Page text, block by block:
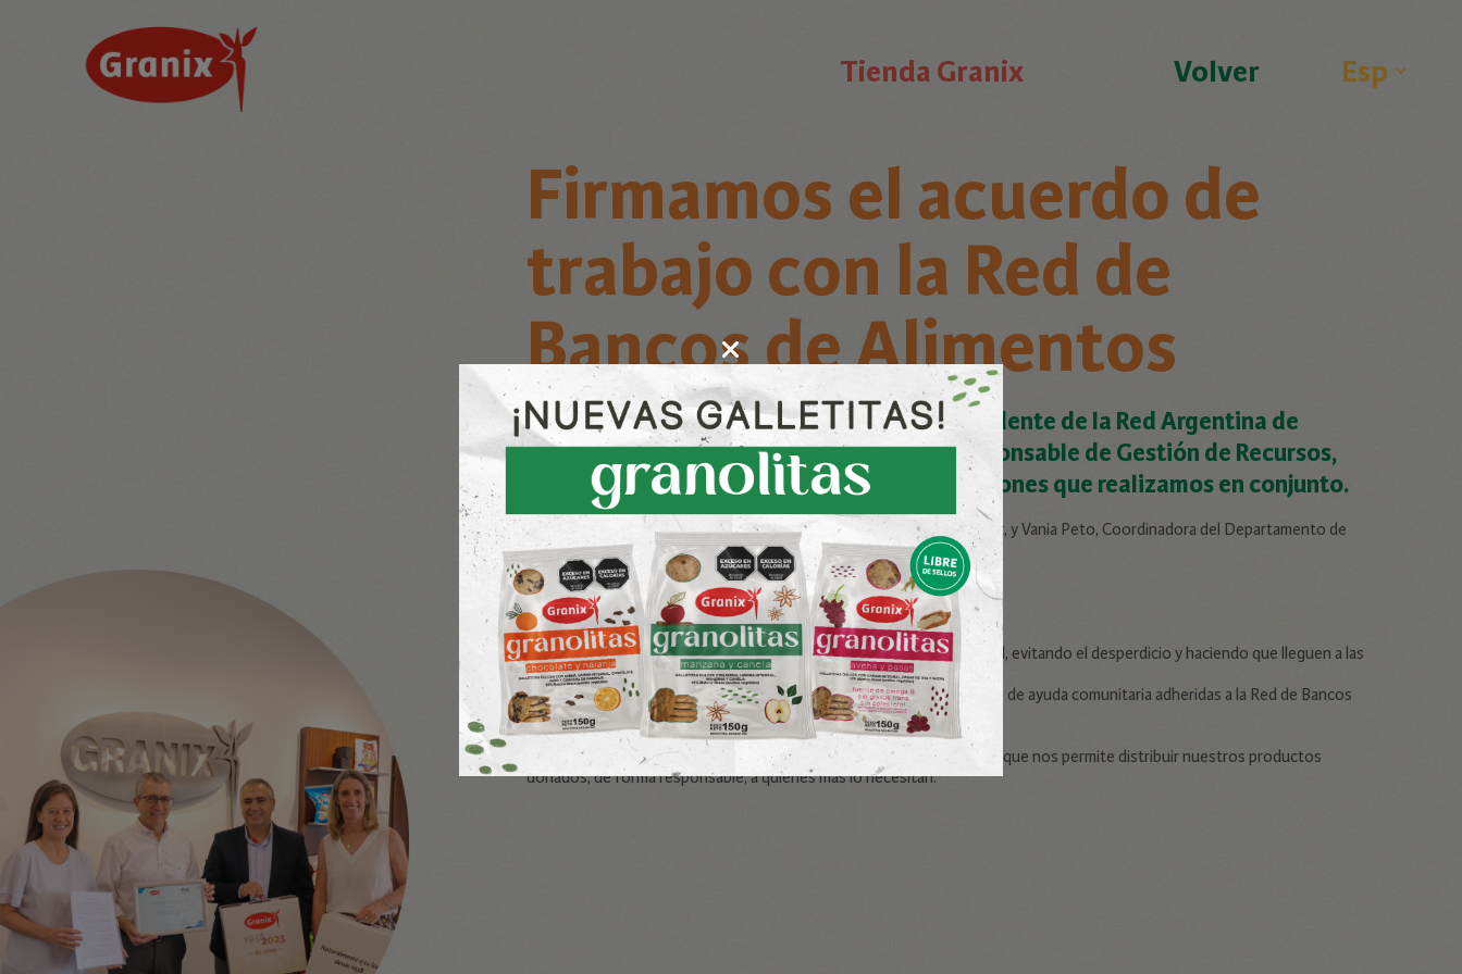
Tienda Granix Volver
Firmamos el acuerdo de
trabajo con la Red de
Bancos de Alimentos
Recibimos la visita de Santiago Ramos, presidente de la Red Argentina de
Bancos de Alimentos, y Natasha Hinsch, responsable de Gestión de Recursos,
para firmar el acuerdo de trabajo por las acciones que realizamos en conjunto.
Del encuentro participaron Marcelo Cerdá, Gerente General de Granix, y Vania Peto, Coordinadora del Departamento de
Responsabilidad Social Empresarial.
El acuerdo contempla los siguientes puntos:
- Garantizar el cuidado y manipulación de los productos donados.
- Darle un valor social a los alimentos que perdieron su valor comercial, evitando el desperdicio y haciendo que lleguen a las
personas que más lo necesitan.
- Distribuir los alimentos de manera trazable y segura entre entidades de ayuda comunitaria adheridas a la Red de Bancos
de Alimentos.
Estamos felices de mantener esta alianza estratégica con la Red BDA que nos permite distribuir nuestros productos
donados, de forma responsable, a quienes más lo necesitan.